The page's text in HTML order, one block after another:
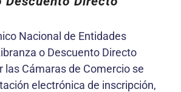
Nacional de Entidades
o Descuento Directo
las Cámaras de Comercio se
electrónica de inscripción,